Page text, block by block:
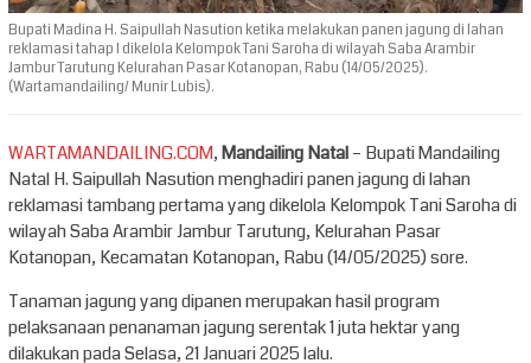
Bupati Madina H. Saipullah Nasution ketika melakukan panen jagung di lahan
reklamasi tahap I dikelola Kelompok Tani Saroha di wilayah Saba Arambir
Jambur Tarutung Kelurahan Pasar Kotanopan, Rabu (14/05/2025).
(Wartamandailing/ Munir Lubis).
WARTAMANDAILING.COM,Mandailing Natal– Bupati Mandailing
Natal H. Saipullah Nasution menghadiri panen jagung di lahan
reklamasi tambang pertama yang dikelola Kelompok Tani Saroha di
wilayah Saba Arambir Jambur Tarutung, Kelurahan Pasar
Kotanopan, Kecamatan Kotanopan, Rabu (14/05/2025) sore.
Tanaman jagung yang dipanen merupakan hasil program
pelaksanaan penanaman jagung serentak 1 juta hektar yang
dilakukan pada Selasa, 21 Januari 2025 lalu.